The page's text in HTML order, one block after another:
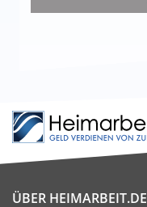
ÜBER HEIMARBEIT.DE